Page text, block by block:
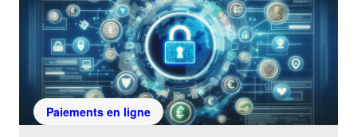
Paiements en ligne